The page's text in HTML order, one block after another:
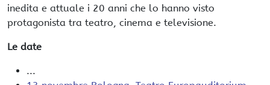
inedita e attuale i 20 anni che lo hanno visto
protagonista tra teatro, cinema e televisione.
Le date
...